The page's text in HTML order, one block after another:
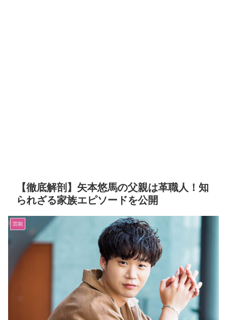
【徹底解剖】矢本悠馬の父親は革職人！知
られざる家族エピソードを公開
芸能